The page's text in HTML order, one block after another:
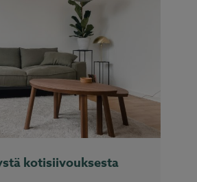
kotisiivouksesta